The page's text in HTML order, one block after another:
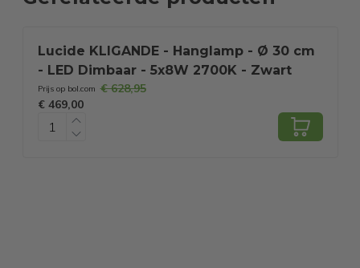
Lucide KLIGANDE - Hanglamp - Ø 30 cm
- LED Dimbaar - 5x8W 2700K - Zwart
Prijs op bol.com € 628,95
€ 469,00